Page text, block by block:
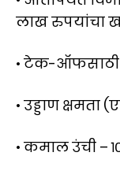
लाख रुपयांचा
• टेक-
• उड्डाण क्षमता
• कमाल उंची –